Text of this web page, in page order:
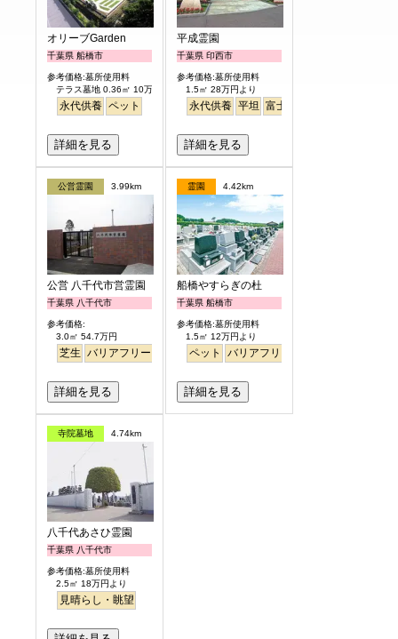
オリーブGarden
千葉県 船橋市
参考価格:墓所使用料
テラス墓地 0.36㎡ 10万円より
永代供養 ペット
詳細を見る
平成霊園
千葉県 印西市
参考価格:墓所使用料
1.5㎡ 28万円より
永代供養 平坦 富士山
詳細を見る
公営霊園 3.99km
公営 八千代市営霊園
千葉県 八千代市
参考価格:
3.0㎡ 54.7万円
芝生 バリアフリー 公園墓地
詳細を見る
霊園 4.42km
船橋やすらぎの杜
千葉県 船橋市
参考価格:墓所使用料
1.5㎡ 12万円より
ペット バリアフリー
詳細を見る
寺院墓地 4.74km
八千代あさひ霊園
千葉県 八千代市
参考価格:墓所使用料
2.5㎡ 18万円より
見晴らし・眺望